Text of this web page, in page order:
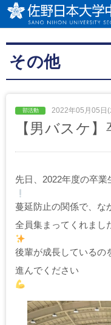
その他
2022年05月05日(
【男バスケ
先日、2022年度の卒
蔓延防止の関係で、な
全員集まってくれまし
後輩が成長しているの
進んでください